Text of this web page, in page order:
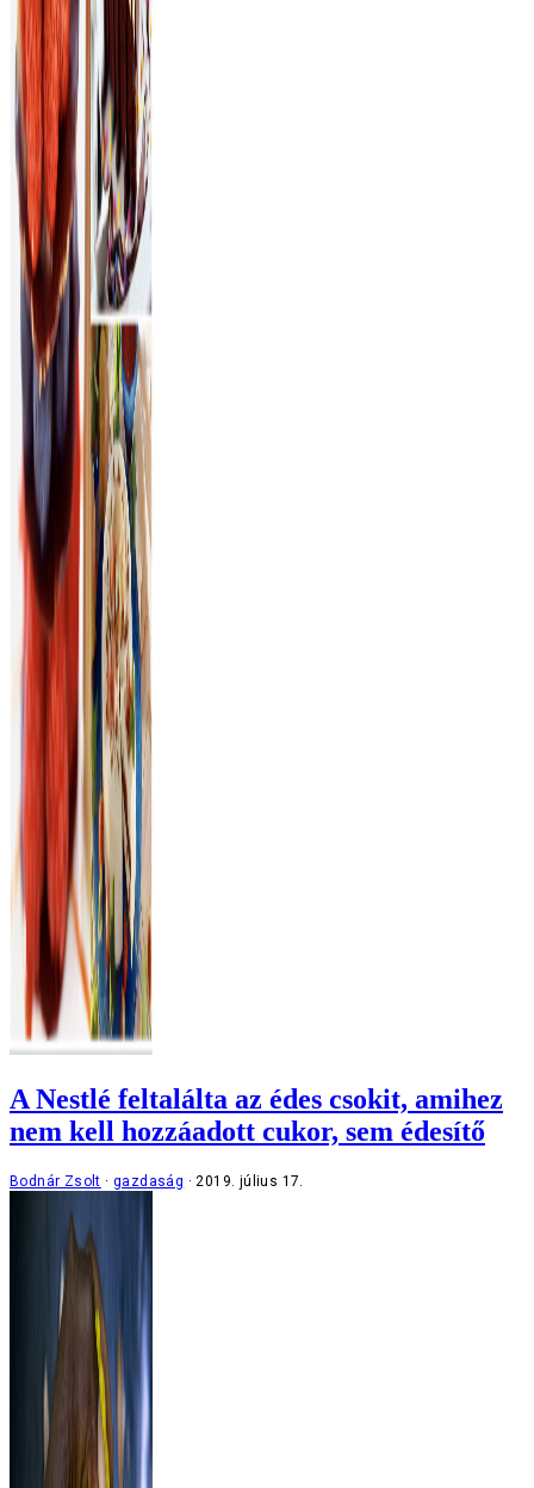
A Nestlé feltalálta az édes csokit, amihez
nem kell hozzáadott cukor, sem édesítő
Bodnár Zsolt gazdaság 2019. július 17.